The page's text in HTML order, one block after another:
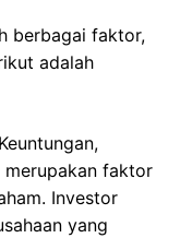
berbagai faktor,
adalah
Keuntungan,
merupakan faktor
Investor
yang